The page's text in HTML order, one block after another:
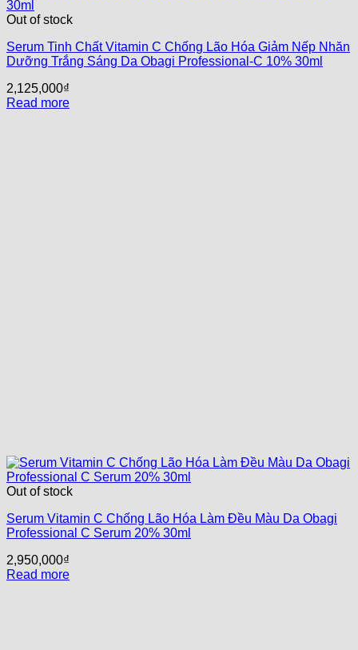
Out of stock
Serum Tinh Chất Vitamin C Chống Lão Hóa Giảm Nếp Nhăn
Dưỡng Trắng Sáng Da Obagi Professional-C 10% 30ml
2,125,000₫
Read more
Out of stock
Serum Vitamin C Chống Lão Hóa Làm Đều Màu Da Obagi
Professional C Serum 20% 30ml
2,950,000₫
Read more